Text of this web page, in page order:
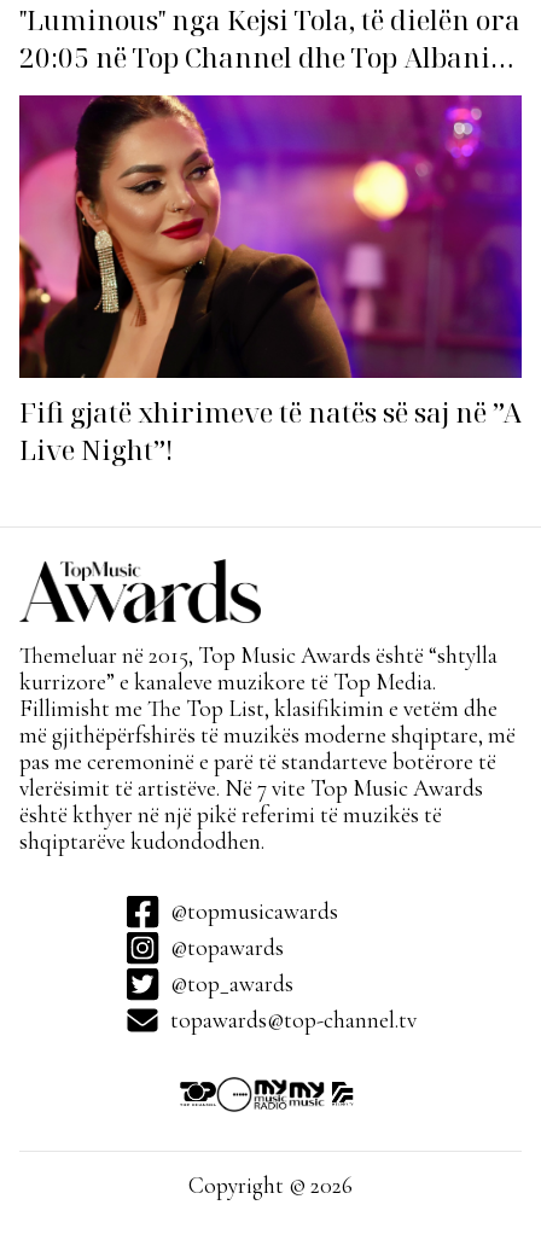
"Luminous" nga Kejsi Tola, të dielën ora
20:05 në Top Channel dhe Top Albania
Radio!
Fifi gjatë xhirimeve të natës së saj në ”A
Live Night”!
Themeluar në 2015, Top Music Awards është “shtylla
kurrizore” e kanaleve muzikore të Top Media.
Fillimisht me The Top List, klasifikimin e vetëm dhe
më gjithëpërfshirës të muzikës moderne shqiptare, më
pas me ceremoninë e parë të standarteve botërore të
vlerësimit të artistëve. Në 7 vite Top Music Awards
është kthyer në një pikë referimi të muzikës të
shqiptarëve kudondodhen.
@topmusicawards
@topawards
@top_awards
topawards@top-channel.tv
Copyright © 2026